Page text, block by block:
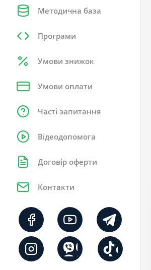
Методична база
Програми
Умови знижок
Умови оплати
Часті запитання
Відеодопомога
Договір оферти
Контакти